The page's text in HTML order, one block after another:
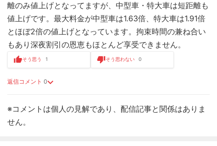
離のみ値上げとなってますが、中型車・特大車は短距離も
値上げです。最大料金が中型車は1.63倍、特大車は1.91倍
とほぼ2倍の値上げとなっています。拘束時間の兼ね合い
もあり深夜割引の恩恵もほとんど享受できません。
返信コメント 0
そう思う 1 そう思わない 0
※コメントは個人の見解であり、配信記事と関係はありま
せん。